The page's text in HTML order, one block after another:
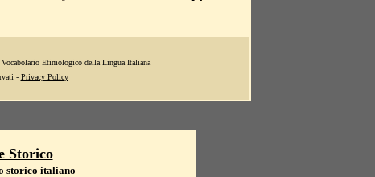
Vocabolario Etimologico della Lingua Italiana
- Privacy Policy
Storico
storico italiano